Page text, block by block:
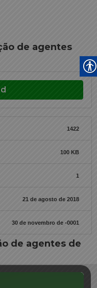
de agentes
1422
100 KB
1
21 de agosto de 2018
30 de novembro de -0001
de agentes de